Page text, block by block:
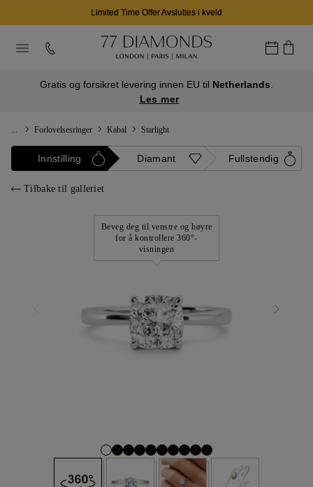
Limited Time Offer Avsluttes i kveld
Gratis og forsikret levering innen EU til Netherlands
Les mer
Forlovelsesringer Kabal Starlight
Innstilling Diamant Fullstendig
Tilbake til galleriet
Beveg deg til venstre og høyre
for å kontrollere 360°-
visningen